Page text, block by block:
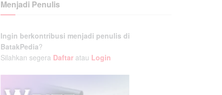
Menjadi Penulis
Ingin berkontribusi menjadi penulis di
BatakPedia?
Silahkan segera Daftar atau Login